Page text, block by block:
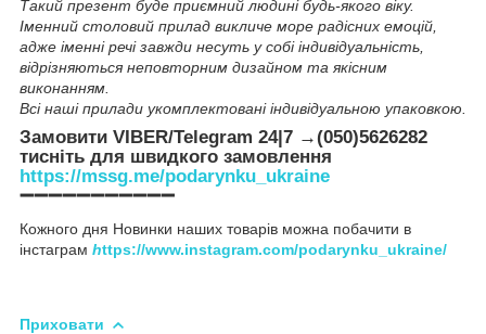
Такий презент буде приємний людині будь-якого віку.
Іменний столовий прилад викличе море радісних емоцій,
адже іменні речі завжди несуть у собі індивідуальність,
відрізняються неповторним дизайном та якісним
виконанням.
Всі наші прилади укомплектовані індивідуальною упаковкою.
Замовити VIBER/Telegram 24|7 →(050)5626282
тисніть для швидкого замовлення
https://mssg.me/podarynku_ukraine
➖➖➖➖➖➖➖➖➖➖➖
Кожного дня Новинки наших товарів можна побачити в
інстаграм https://www.instagram.com/podarynku_ukraine/
Приховати